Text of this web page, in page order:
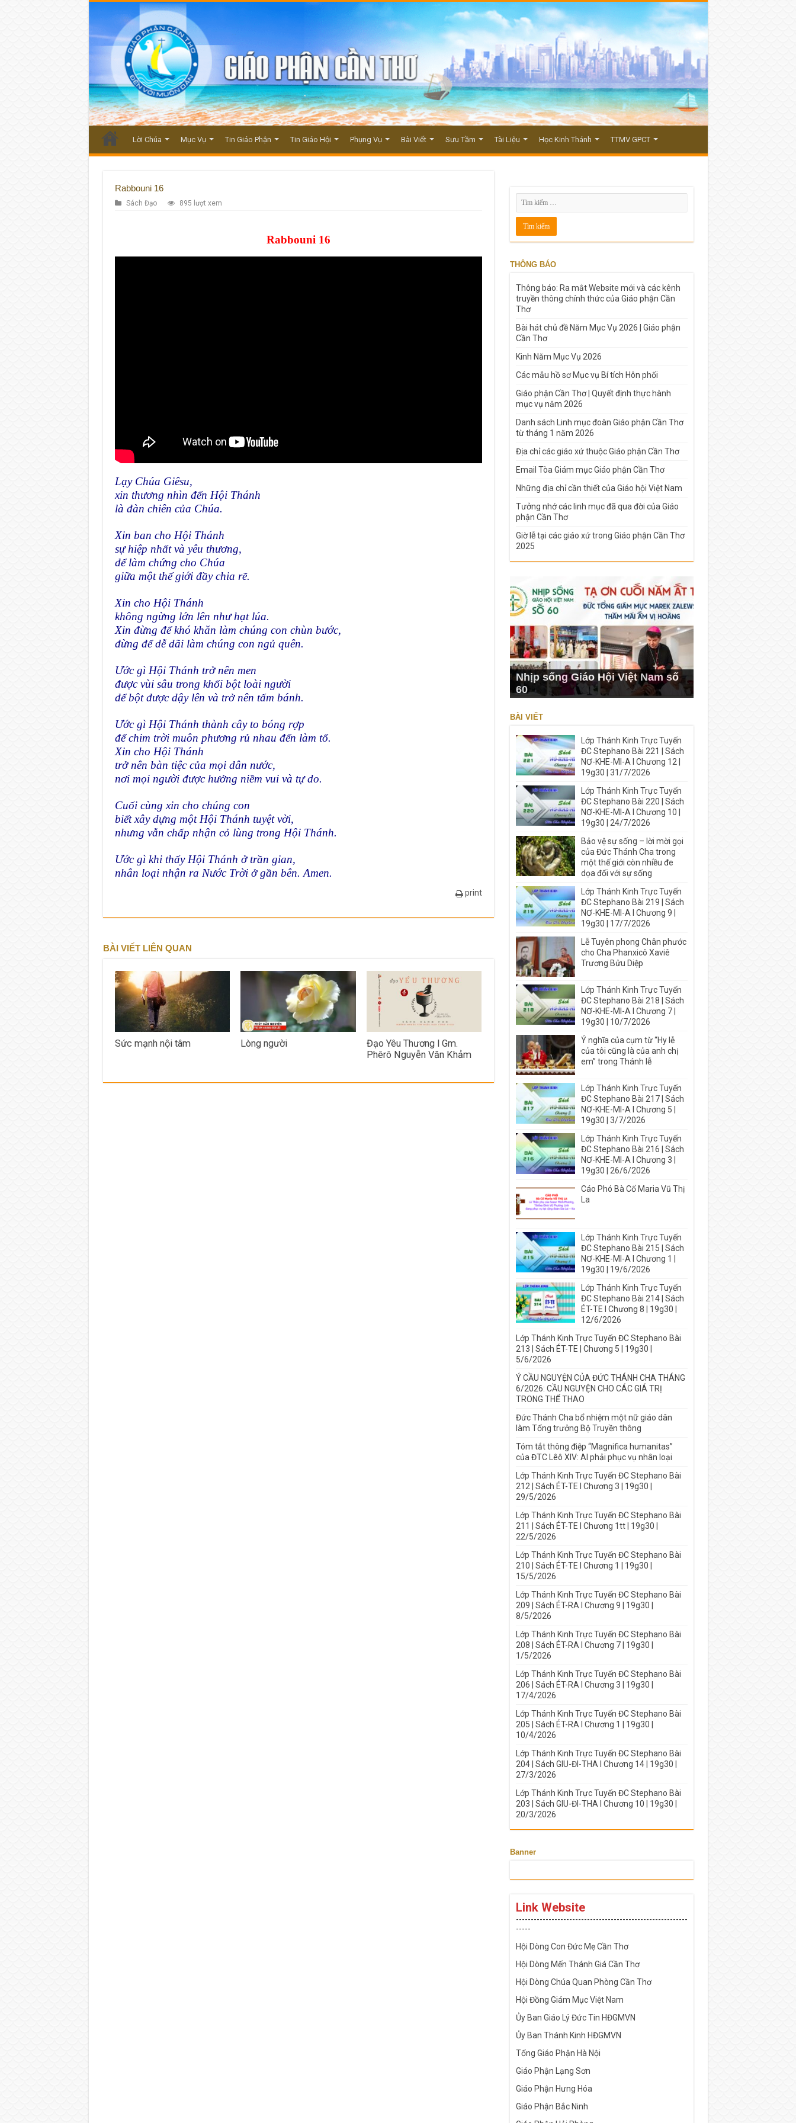
Lời Chúa Mục Vụ Tin Giáo Phận Tin Giáo Hội Phụng Vụ Bài Viết Sưu Tầm Tài Liệu Học Kinh Thánh TTMV GPCT
Rabbouni 16
Sách Đạo 895 lượt xem
Rabbouni 16
Lạy Chúa Giêsu,
xin thương nhìn đến Hội Thánh
là đàn chiên của Chúa.
Xin ban cho Hội Thánh
sự hiệp nhất và yêu thương,
để làm chứng cho Chúa
giữa một thế giới đầy chia rẽ.
Xin cho Hội Thánh
không ngừng lớn lên như hạt lúa.
Xin đừng để khó khăn làm chúng con chùn bước,
đừng để dễ dãi làm chúng con ngủ quên.
Ước gì Hội Thánh trở nên men
được vùi sâu trong khối bột loài người
để bột được dậy lên và trở nên tấm bánh.
Ước gì Hội Thánh thành cây to bóng rợp
để chim trời muôn phương rủ nhau đến làm tổ.
Xin cho Hội Thánh
trở nên bàn tiệc của mọi dân nước,
nơi mọi người được hưởng niềm vui và tự do.
Cuối cùng xin cho chúng con
biết xây dựng một Hội Thánh tuyệt vời,
nhưng vẫn chấp nhận cỏ lùng trong Hội Thánh.
Ước gì khi thấy Hội Thánh ở trần gian,
nhân loại nhận ra Nước Trời ở gần bên. Amen.
print
BÀI VIẾT LIÊN QUAN
Sức mạnh nội tâm Lòng người
Đạo Yêu Thương l Gm.
Phêrô Nguyễn Văn Khảm
THÔNG BÁO
Thông báo: Ra mắt Website mới và các kênh
truyền thông chính thức của Giáo phận Cần
Thơ
Bài hát chủ đề Năm Mục Vụ 2026 | Giáo phận
Cần Thơ
Kinh Năm Mục Vụ 2026
Các mẫu hồ sơ Mục vụ Bí tích Hôn phối
Giáo phận Cần Thơ | Quyết định thực hành
mục vụ năm 2026
Danh sách Linh mục đoàn Giáo phận Cần Thơ
từ tháng 1 năm 2026
Địa chỉ các giáo xứ thuộc Giáo phận Cần Thơ
Email Tòa Giám mục Giáo phận Cần Thơ
Những địa chỉ cần thiết của Giáo hội Việt Nam
Tưởng nhớ các linh mục đã qua đời của Giáo
phận Cần Thơ
Giờ lễ tại các giáo xứ trong Giáo phận Cần Thơ
2025
Nhịp sống Giáo Hội Việt Nam số
60
BÀI VIẾT
Lớp Thánh Kinh Trực Tuyến
ĐC Stephano Bài 221 | Sách
NƠ-KHE-MI-A I Chương 12 |
19g30 | 31/7/2026
Lớp Thánh Kinh Trực Tuyến
ĐC Stephano Bài 220 | Sách
NƠ-KHE-MI-A I Chương 10 |
19g30 | 24/7/2026
Bảo vệ sự sống – lời mời gọi
của Đức Thánh Cha trong
một thế giới còn nhiều đe
dọa đối với sự sống
Lớp Thánh Kinh Trực Tuyến
ĐC Stephano Bài 219 | Sách
NƠ-KHE-MI-A I Chương 9 |
19g30 | 17/7/2026
Lễ Tuyên phong Chân phước
cho Cha Phanxicô Xaviê
Trương Bửu Diệp
Lớp Thánh Kinh Trực Tuyến
ĐC Stephano Bài 218 | Sách
NƠ-KHE-MI-A I Chương 7 |
19g30 | 10/7/2026
Ý nghĩa của cụm từ “Hy lễ
của tôi cũng là của anh chị
em” trong Thánh lễ
Lớp Thánh Kinh Trực Tuyến
ĐC Stephano Bài 217 | Sách
NƠ-KHE-MI-A I Chương 5 |
19g30 | 3/7/2026
Lớp Thánh Kinh Trực Tuyến
ĐC Stephano Bài 216 | Sách
NƠ-KHE-MI-A I Chương 3 |
19g30 | 26/6/2026
Cáo Phó Bà Cố Maria Vũ Thị
La
Lớp Thánh Kinh Trực Tuyến
ĐC Stephano Bài 215 | Sách
NƠ-KHE-MI-A I Chương 1 |
19g30 | 19/6/2026
Lớp Thánh Kinh Trực Tuyến
ĐC Stephano Bài 214 | Sách
ÉT-TE I Chương 8 | 19g30 |
12/6/2026
Lớp Thánh Kinh Trực Tuyến ĐC Stephano Bài
213 | Sách ÉT-TE | Chương 5 | 19g30 |
5/6/2026
Ý CẦU NGUYỆN CỦA ĐỨC THÁNH CHA THÁNG
6/2026: CẦU NGUYỆN CHO CÁC GIÁ TRỊ
TRONG THỂ THAO
Đức Thánh Cha bổ nhiệm một nữ giáo dân
làm Tổng trưởng Bộ Truyền thông
Tóm tắt thông điệp “Magnifica humanitas”
của ĐTC Lêô XIV: AI phải phục vụ nhân loại
Lớp Thánh Kinh Trực Tuyến ĐC Stephano Bài
212 | Sách ÉT-TE I Chương 3 | 19g30 |
29/5/2026
Lớp Thánh Kinh Trực Tuyến ĐC Stephano Bài
211 | Sách ÉT-TE I Chương 1tt | 19g30 |
22/5/2026
Lớp Thánh Kinh Trực Tuyến ĐC Stephano Bài
210 | Sách ÉT-TE I Chương 1 | 19g30 |
15/5/2026
Lớp Thánh Kinh Trực Tuyến ĐC Stephano Bài
209 | Sách ÉT-RA I Chương 9 | 19g30 |
8/5/2026
Lớp Thánh Kinh Trực Tuyến ĐC Stephano Bài
208 | Sách ÉT-RA I Chương 7 | 19g30 |
1/5/2026
Lớp Thánh Kinh Trực Tuyến ĐC Stephano Bài
206 | Sách ÉT-RA I Chương 3 | 19g30 |
17/4/2026
Lớp Thánh Kinh Trực Tuyến ĐC Stephano Bài
205 | Sách ÉT-RA I Chương 1 | 19g30 |
10/4/2026
Lớp Thánh Kinh Trực Tuyến ĐC Stephano Bài
204 | Sách GIU-ĐI-THA I Chương 14 | 19g30 |
27/3/2026
Lớp Thánh Kinh Trực Tuyến ĐC Stephano Bài
203 | Sách GIU-ĐI-THA I Chương 10 | 19g30 |
20/3/2026
Banner
Link Website
----------------------------------------------------------
-----
Hội Dòng Con Đức Mẹ Cần Thơ
Hội Dòng Mến Thánh Giá Cần Thơ
Hội Dòng Chúa Quan Phòng Cần Thơ
Hội Đồng Giám Mục Việt Nam
Ủy Ban Giáo Lý Đức Tin HĐGMVN
Ủy Ban Thánh Kinh HĐGMVN
Tổng Giáo Phận Hà Nội
Giáo Phận Lạng Sơn
Giáo Phận Hưng Hóa
Giáo Phận Bắc Ninh